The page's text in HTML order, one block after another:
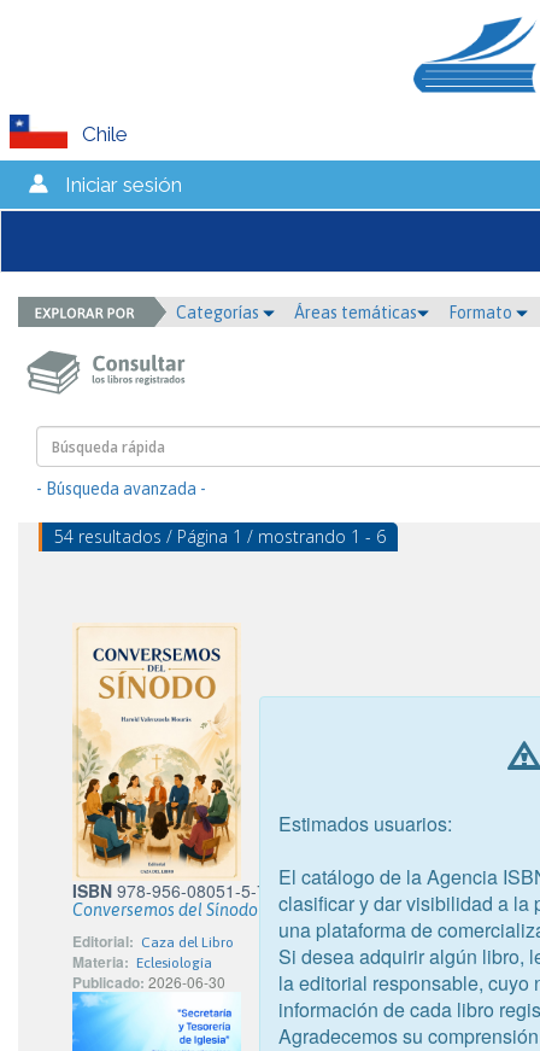
Chile
Iniciar sesión
Categorías Áreas temáticas Formato
- Búsqueda avanzada -
54 resultados / Página 1 / mostrando 1 - 6
ISBN 978-956-08051-5-7
Conversemos del Sínodo
Editorial: Caza del Libro
Materia: Eclesiología
Publicado: 2026-06-30
Estimados usuarios:
El catálogo de la Agencia
clasificar y dar visibilidad a la
una plataforma de
Si desea adquirir algún libro,
la editorial responsable, cuyo
información de cada libro
Agradecemos su